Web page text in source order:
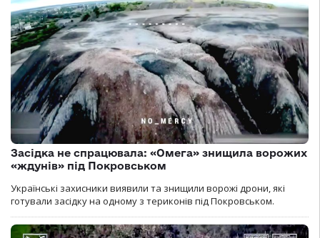
Засідка не спрацювала: «Омега» знищила ворожих
«ждунів» під Покровськом
Українські захисники виявили та знищили ворожі дрони, які
готували засідку на одному з териконів під Покровськом.